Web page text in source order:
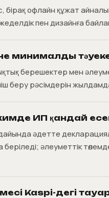
бірақ офлайн құжат
пен дизайнға
минималды
берешектер мен
беру рәсімдерін
ИП қандай
әдетте
әлеуметтік
Kaspi-дегі